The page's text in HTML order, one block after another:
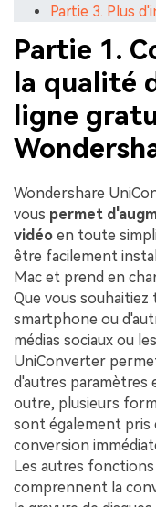
Partie 3. Plus
Partie 1.
la qualité
ligne
Wondershare
vous permet
vidéo en toute
être facilement
Mac et prend en
Que vous
smartphone ou
médias sociaux ou
UniConverter
d'autres paramètres
outre, plusieurs
sont également pris
conversion
Les autres fonctions
comprennent la